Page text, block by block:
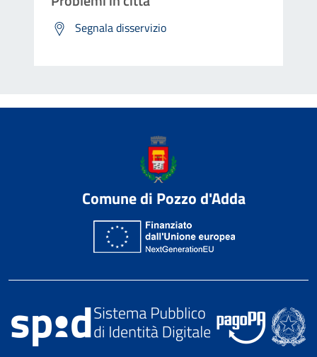
Segnala disservizio
Comune di Pozzo d'Adda